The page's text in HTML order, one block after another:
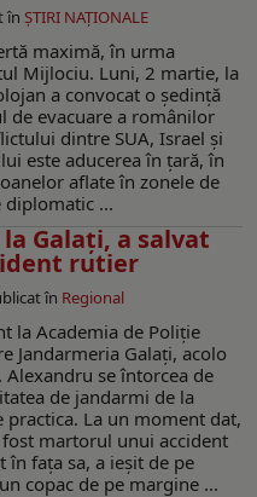
în ŞTIRI NAŢIONALE
maximă, în urma
Mijlociu. Luni, 2 martie, la
a convocat o ședință
de evacuare a românilor
dintre SUA, Israel și
este aducerea în țară, în
aflate în zonele de
...
Galați, a salvat
rutier
în Regional
la Academia de Poliție
Jandarmeria Galați, acolo
se întorcea de
de jandarmi de la
La un moment dat,
martorul unui accident
fața sa, a ieșit de pe
copac de pe margine ...